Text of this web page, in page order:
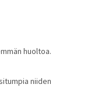
huoltoa.
niiden